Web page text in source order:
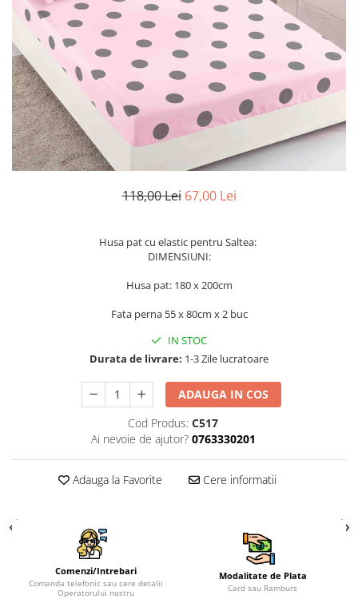
Cearceaf Normal
Lenjerii Pat Imprimeu 5D cu Elastic
Cearceaf cu Elastic pat 1 Persoana
Cearceaf cu Elastic pat 2 Persoane
Lenjerii Pat Inimi Brodate
Lenjerii Pat, Bumbac-Finet
Premium, 1 Persoana
Lenjerii Pat, Bumbac-Finet
Premium, 2 Persoane
118,00 Lei 67,00 Lei
Husa pat cu elastic pentru Saltea:
DIMENSIUNI:
Husa pat: 180 x 200cm
Fata perna 55 x 80cm x 2 buc
IN STOC
Durata de livrare: 1-3 Zile lucratoare
ADAUGA IN COS
Cod Produs: C517
Ai nevoie de ajutor? 0763330201
Adauga la Favorite Cere informatii
Comenzi/Intrebari
Comanda telefonic sau cere detalii
Operatorului nostru
Modalitate de Plata
Card sau Ramburs